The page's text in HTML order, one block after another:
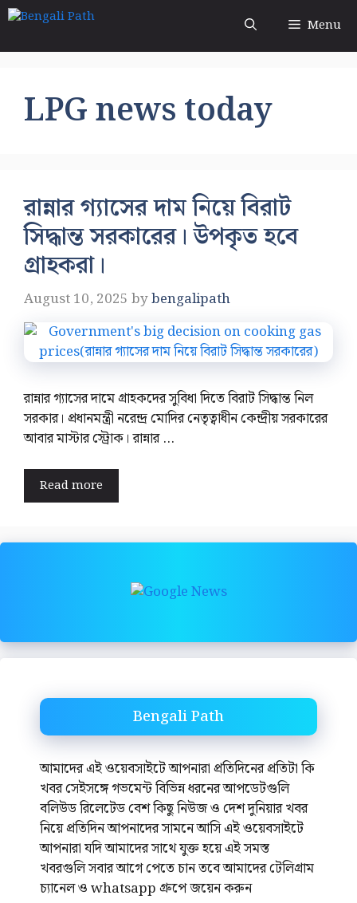
Skip
content
Menu
LPG news today
রান্নার গ্যাসের দাম নিয়ে বিরাট
সিদ্ধান্ত সরকারের। উপকৃত হবে
গ্রাহকরা।
August 10, 2025 bybengalipath
রান্নার গ্যাসের দামে গ্রাহকদের সুবিধা দিতে বিরাট সিদ্ধান্ত নিল
সরকার। প্রধানমন্ত্রী নরেন্দ্র মোদির নেতৃত্বাধীন কেন্দ্রীয় সরকারের
আবার মাস্টার স্ট্রোক। রান্নার …
Read more
Bengali Path
আমাদের এই ওয়েবসাইটে আপনারা প্রতিদিনের প্রতিটা কি
খবর সেইসঙ্গে গভমেন্ট বিভিন্ন ধরনের আপডেটগুলি
বলিউড রিলেটেড বেশ কিছু নিউজ ও দেশ দুনিয়ার খবর
নিয়ে প্রতিদিন আপনাদের সামনে আসি এই ওয়েবসাইটে
আপনারা যদি আমাদের সাথে যুক্ত হয়ে এই সমস্ত
খবরগুলি সবার আগে পেতে চান তবে আমাদের টেলিগ্রাম
চ্যানেল ও whatsapp গ্রুপে জয়েন করুন